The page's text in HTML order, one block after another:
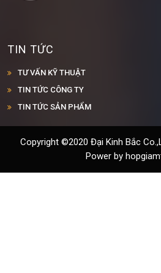
TIN TỨC
TƯ VẤN KỸ THUẬT
TIN TỨC CÔNG TY
TIN TỨC SẢN PHẨM
Copyright ©2020 Đại Kinh Bắc
Power by